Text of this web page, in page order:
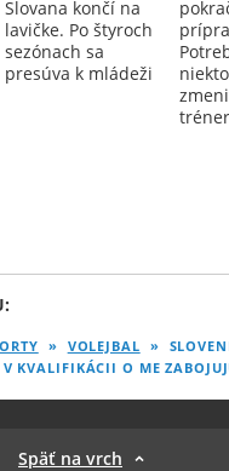
Slovana končí na
lavičke. Po štyroch
sezónach sa
presúva k mládeži
tréner
» VOLEJBAL »
KVALIFIKÁCII O ME
Späť na vrch